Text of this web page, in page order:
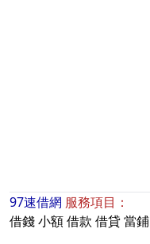
97速借網 服務項目：
借錢小額借款 借貸當鋪